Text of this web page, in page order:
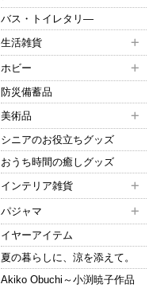
バス・トイレタリ―
生活雑貨
ホビー
防災備蓄品
美術品
シニアのお役立ちグッズ
おうち時間の癒しグッズ
インテリア雑貨
パジャマ
イヤーアイテム
夏の暮らしに、涼を添えて。
Akiko Obuchi～小渕暁子作品